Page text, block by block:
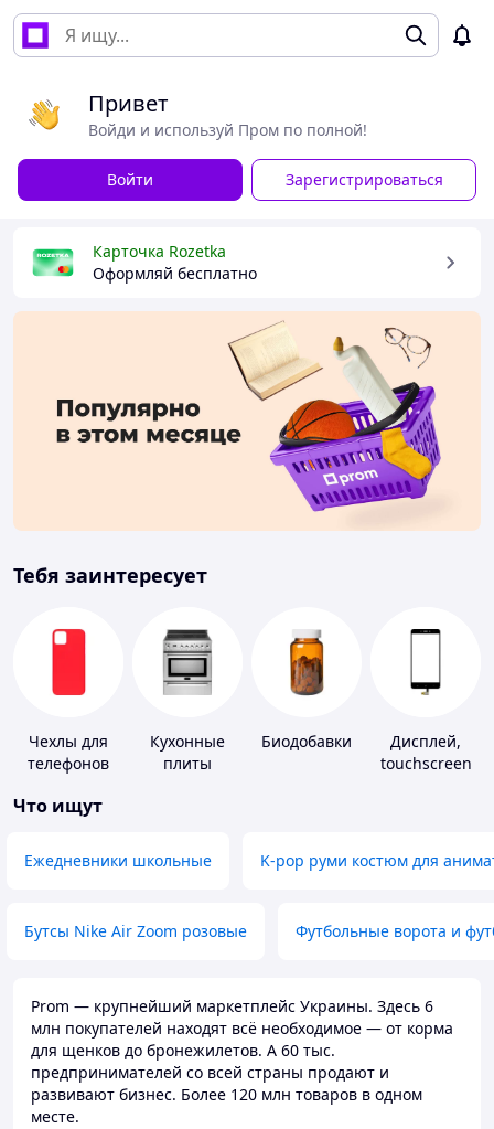
Привет
Войди и используй Пром по полной!
Войти Зарегистрироваться
Карточка Rozetka
Оформляй бесплатно
Тебя заинтересует
Чехлы для
телефонов
Кухонные
плиты
Биодобавки
Дисплей,
touchscreen
Что ищут
Ежедневники школьные K-pop руми костюм для
Бутсы Nike Air Zoom розовые Футбольные ворота и
Prom — крупнейший маркетплейс Украины. Здесь 6
млн покупателей находят всё необходимое — от корма
для щенков до бронежилетов. А 60 тыс.
предпринимателей со всей страны продают и
развивают бизнес. Более 120 млн товаров в одном
месте.